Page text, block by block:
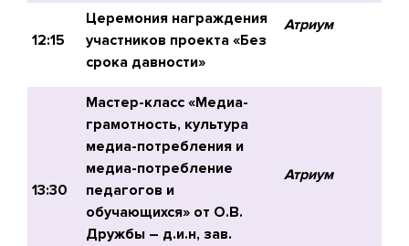
12:15
Церемония награждения
участников проекта «Без
срока давности»
Атриум
13:30
Мастер-класс «Медиа-
грамотность, культура
медиа-потребления и
медиа-потребление
педагогов и
обучающихся» от О.В.
Дружбы – д.и.н, зав.
Атриум